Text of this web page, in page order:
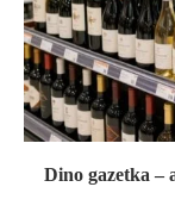
Dino gazetka –